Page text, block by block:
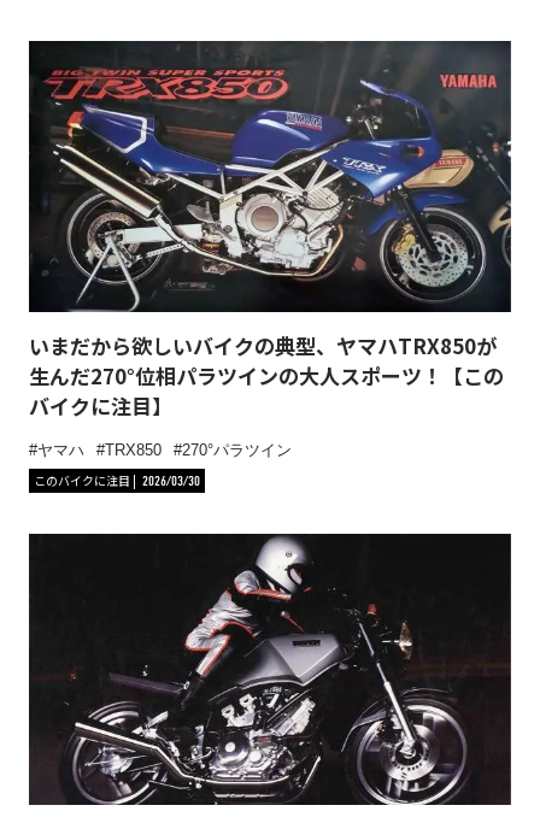
いまだから欲しいバイクの典型、ヤマハTRX850が
生んだ270°位相パラツインの大人スポーツ！【この
バイクに注目】
ヤマハ TRX850
270°パラツイン
このバイクに注目
2026/03/30